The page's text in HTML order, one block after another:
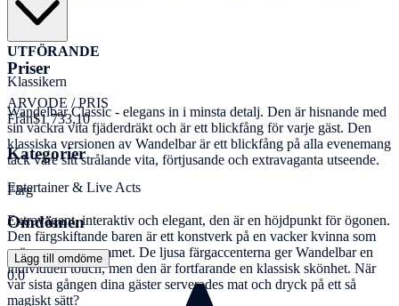
UTFÖRANDE
Klassikern
Wandelbar Classic - elegans in i minsta detalj. Den är hisnande med
sin vackra vita fjäderdräkt och är ett blickfång för varje gäst. Den
klassiska versionen av Wandelbar är ett blickfång på alla evenemang
tack vare sitt strålande vita, förtjusande och extravaganta utseende.
Färg
Extravagant, interaktiv och elegant, den är en höjdpunkt för ögonen.
Den färgskiftande baren är ett konstverk på en vacker kvinna som
svävar genom rummet. De ljusa färgaccenterna ger Wandelbar en
individuell touch, men den är fortfarande en klassisk skönhet. När
var sista gången dina gäster serverades mat och dryck på ett så
magiskt sätt?
Priser
ARVODE / PRIS
Från$1 733,10
Kategorier
Entertainer & Live Acts
Omdömen
Lägg till omdöme
0.0